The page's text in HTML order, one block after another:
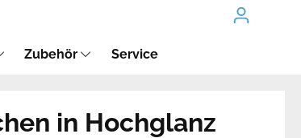
Zubehör Service
in Hochglanz